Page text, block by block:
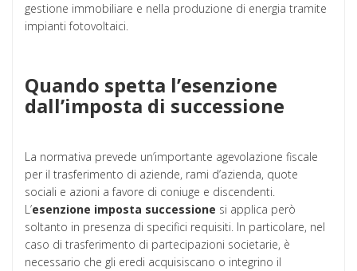
gestione immobiliare e nella produzione di energia tramite
impianti fotovoltaici.
Quando spetta l’esenzione
dall’imposta di successione
La normativa prevede un’importante agevolazione fiscale
per il trasferimento di aziende, rami d’azienda, quote
sociali e azioni a favore di coniuge e discendenti.
L’esenzione imposta successione si applica però
soltanto in presenza di specifici requisiti. In particolare, nel
caso di trasferimento di partecipazioni societarie, è
necessario che gli eredi acquisiscano o integrino il